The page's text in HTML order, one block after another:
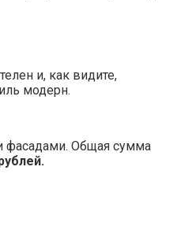
и, как видите,
модерн.
фасадами. Общая сумма